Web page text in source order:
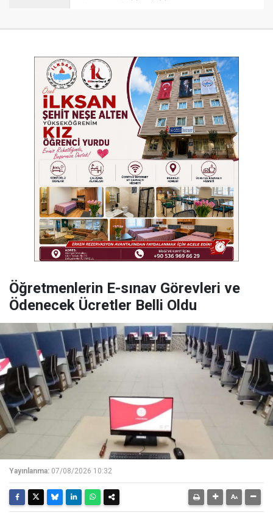
Öğretmenlerin E-sınav Görevleri ve
Ödenecek Ücretler Belli Oldu
Yayınlanma: 07/08/2026 10:32